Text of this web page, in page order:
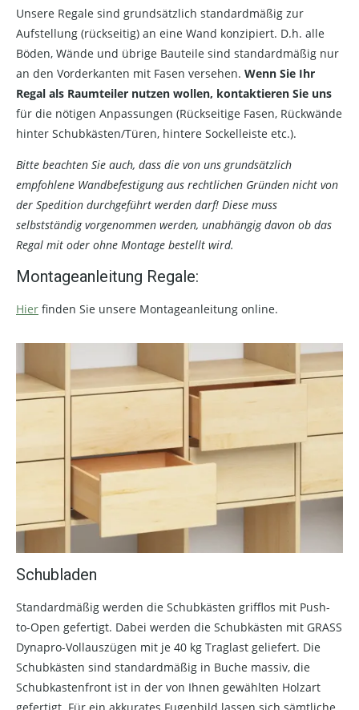
Unsere Regale sind grundsätzlich standardmäßig zur
Aufstellung (rückseitig) an eine Wand konzipiert. D.h. alle
Böden, Wände und übrige Bauteile sind standardmäßig nur
an den Vorderkanten mit Fasen versehen. Wenn Sie Ihr
Regal als Raumteiler nutzen wollen, kontaktieren Sie uns
für die nötigen Anpassungen (Rückseitige Fasen, Rückwände
hinter Schubkästen/Türen, hintere Sockelleiste etc.).
Bitte beachten Sie auch, dass die von uns grundsätzlich
empfohlene Wandbefestigung aus rechtlichen Gründen nicht von
der Spedition durchgeführt werden darf! Diese muss
selbstständig vorgenommen werden, unabhängig davon ob das
Regal mit oder ohne Montage bestellt wird.
Montageanleitung Regale:
Hier finden Sie unsere Montageanleitung online.
Schubladen
Standardmäßig werden die Schubkästen grifflos mit Push-
to-Open gefertigt. Dabei werden die Schubkästen mit GRASS
Dynapro-Vollauszügen mit je 40 kg Traglast geliefert. Die
Schubkästen sind standardmäßig in Buche massiv, die
Schubkastenfront ist in der von Ihnen gewählten Holzart
gefertigt. Für ein akkurates Fugenbild lassen sich sämtliche